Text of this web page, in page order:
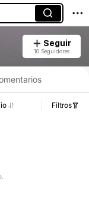
Seguir
10 Seguidores
Filtros